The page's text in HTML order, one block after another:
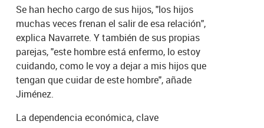
Se han hecho cargo de sus hijos, "los hijos
muchas veces frenan el salir de esa relación",
explica Navarrete. Y también de sus propias
parejas, "este hombre está enfermo, lo estoy
cuidando, como le voy a dejar a mis hijos que
tengan que cuidar de este hombre", añade
Jiménez.
La dependencia económica, clave